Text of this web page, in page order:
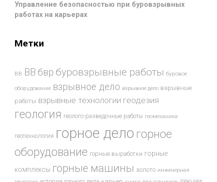
Управление безопасностью при буровзрывных
работах на карьерах
Метки
ВВ ВВ бвр буровзрывные работы буровое
оборудование взрывное дело взрывное дело взрывные
работы взрывные технологии геодезия
геология геолого-разведочные работы геомеханика
геотехнология горное дело горное
оборудование горные выработки горные
комплексы горные машины золото инженерная